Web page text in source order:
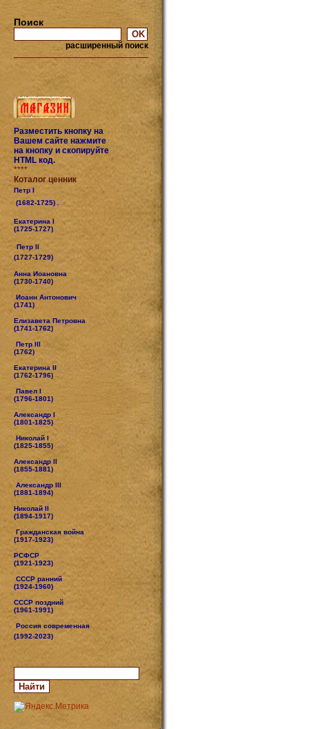
Поиск
расширенный поиск
Разместить кнопку на
Вашем сайте нажмите
на кнопку и скопируйте
HTML код.
****
Коталог ценник
Петр I
(1682-1725) .
Екатерина I
(1725-1727)
Петр II
(1727-1729)
Анна Иоановна
(1730-1740)
Иоанн Антонович
(1741)
Елизавета Петровна
(1741-1762)
Петр III
(1762)
Екатерина II
(1762-1796)
Павел I
(1796-1801)
Александр I
(1801-1825)
Николай I
(1825-1855)
Александр II
(1855-1881)
Александр III
(1881-1894)
Николай II
(1894-1917)
Гражданская война
(1917-1923)
РСФСР
(1921-1923)
СССР ранний
(1924-1960)
СССР поздний
(1961-1991)
Россия современная
(1992-2023)